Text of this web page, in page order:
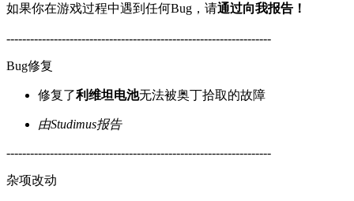
如果你在游戏过程中遇到任何Bug，请通过向我报告！
-------------------------------------------------------------------
Bug修复
修复了利维坦电池无法被奥丁拾取的故障
由Studimus报告
-------------------------------------------------------------------
杂项改动